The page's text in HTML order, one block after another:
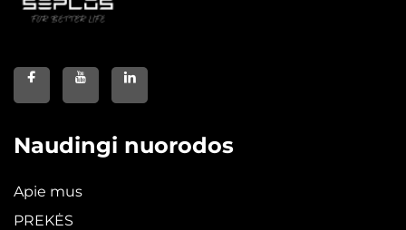
Naudingi nuorodos
Apie mus
PREKĖS